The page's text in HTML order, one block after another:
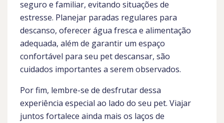
seguro e familiar, evitando situações de
estresse. Planejar paradas regulares para
descanso, oferecer água fresca e alimentação
adequada, além de garantir um espaço
confortável para seu pet descansar, são
cuidados importantes a serem observados.
Por fim, lembre-se de desfrutar dessa
experiência especial ao lado do seu pet. Viajar
juntos fortalece ainda mais os laços de